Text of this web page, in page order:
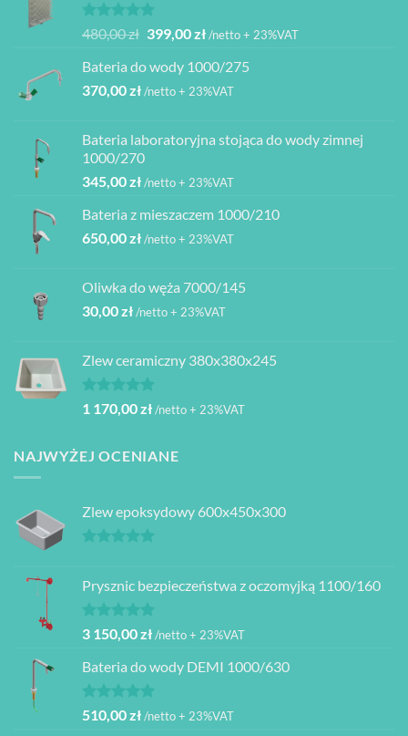
Oceniono
na 5
480,00zł Pierwotna
wynosiła:
480,00 zł.
399,00złAktualna
wynosi:
399,00 zł.
/netto + 23%VAT
Bateria do wody 1000/275
370,00zł/netto + 23%VAT
Bateria laboratoryjna stojąca do wody zimnej
1000/270
345,00zł/netto + 23%VAT
Bateria z mieszaczem 1000/210
650,00zł/netto + 23%VAT
Oliwka do węża 7000/145
30,00zł/netto + 23%VAT
Zlew ceramiczny 380x380x245
Oceniono
na 5
1 170,00zł/netto + 23%VAT
NAJWYŻEJ OCENIANE
Zlew epoksydowy 600x450x300
Prysznic bezpieczeństwa z oczomyjką 1100/160
Oceniono
na 5
3 150,00zł/netto + 23%VAT
Bateria do wody DEMI 1000/630
Oceniono
na 5
510,00zł/netto + 23%VAT